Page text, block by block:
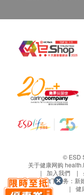
小便蛋白质
小便尿糖
小便尿胆素
小便清浊度
小便血
小便白血球
显微镜下分析
小便尿白蛋白
© ESD
关于健康网购
加入我們
生活易旗下业务： 新
健